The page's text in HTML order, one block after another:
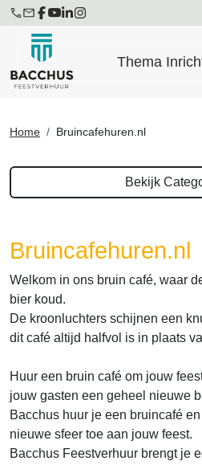
Thema
Home Bruincafehuren.nl
Bekijk
Bruincafehuren.nl
Welkom in ons bruin café, waar
bier koud.
De kroonluchters schijnen een
dit café altijd halfvol is in plaats
Huur een bruin café om jouw
jouw gasten een geheel nieuwe
Bacchus huur je een bruincafé
nieuwe sfeer toe aan jouw feest.
Bacchus Feestverhuur brengt je